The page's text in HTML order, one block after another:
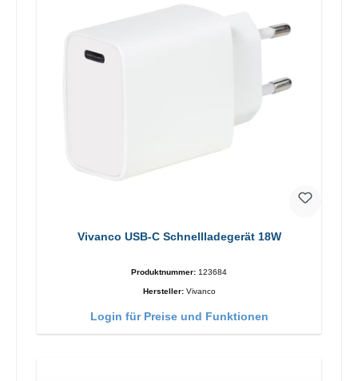
Vivanco USB-C Schnellladegerät 18W
Produktnummer: 123684
Hersteller: Vivanco
Login für Preise und Funktionen